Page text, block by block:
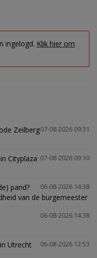
ingelogd. Klik hier om
07-08-2026 09:31
Zeilberg
07-08-2026 09:10
Cityplaza
06-08-2026 14:38
pand?
van de burgemeester
06-08-2026 14:38
06-08-2026 12:53
Utrecht